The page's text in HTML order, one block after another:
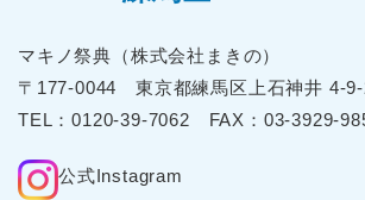
2025年4月
2025年2月
マキノ祭典（株式会社まきの）
〒177-0044 東京都練⾺区上⽯神井 4-
TEL：0120-39-7062 FAX：03-3929-
公式Instagram